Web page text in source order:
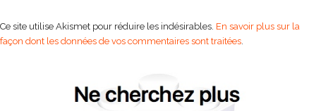
Ce site utilise Akismet pour réduire les indésirables. En savoir plus sur la
façon dont les données de vos commentaires sont traitées